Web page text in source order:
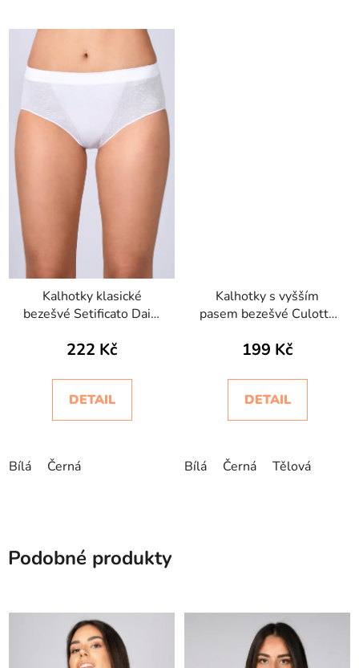
Kalhotky klasické
bezešvé Setificato Daily
222 Kč
DETAIL
Bílá Černá
Kalhotky s vyšším
pasem bezešvé Culotte
199 Kč
DETAIL
Bílá Černá Tělová
Podobné produkty